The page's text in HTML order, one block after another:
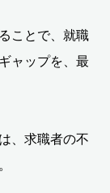
ことで、就職
ャップを、最
、求職者の不